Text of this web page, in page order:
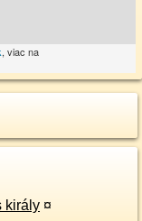
, viac na
király ¤